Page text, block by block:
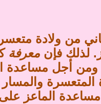
من ولادة
لذلك فإن معرفة
ومن أجل مساعدة
المتعسرة
مساعدة الماعز